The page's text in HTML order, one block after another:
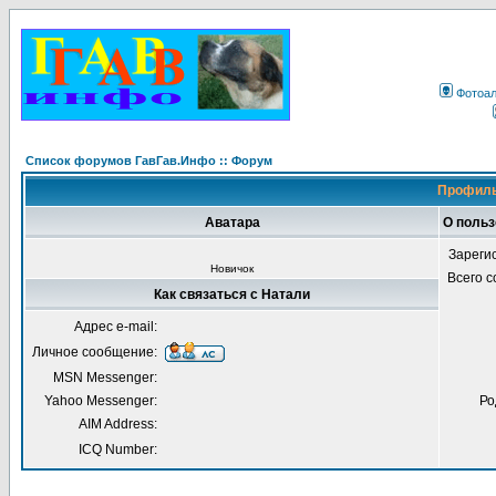
Список форумов ГавГав.Инфо :: Форум
Аватара О
Новичок
Всего
Как связаться с Натали
Адрес e-mail:
Личное сообщение:
MSN Messenger:
Yahoo Messenger:
AIM Address:
ICQ Number: